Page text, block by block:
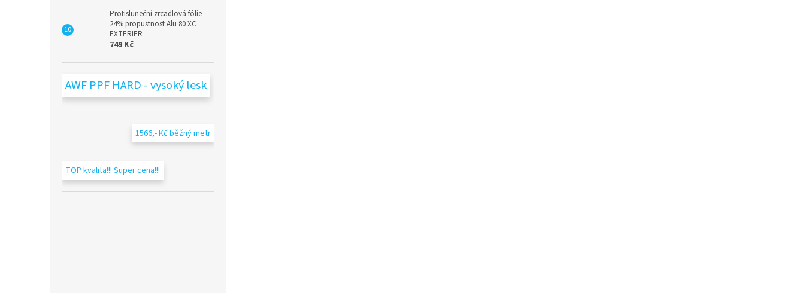
Protisluneční zrcadlová fólie
24% propustnost Alu 80 XC
EXTERIER
749 Kč
AWF PPF HARD - vysoký lesk
TOP kvalita!!! Super cena!!!
1566,- Kč běžný metr